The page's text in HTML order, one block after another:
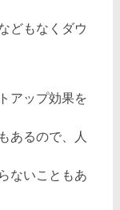
どもなくダウ
アップ効果を
あるので、人
ないこともあ